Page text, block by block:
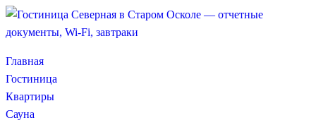
Главная
Гостиница
Квартиры
Сауна